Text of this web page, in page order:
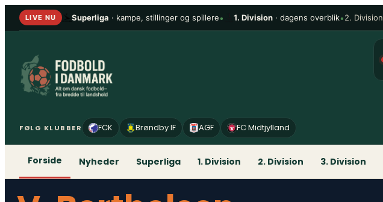
Spring
LIVE NU Superliga · kampe, stillinger og spillere• 1. Division · dagens overblik•2. Division
FØLG KLUBBER FCK Brøndby IF AGF FC Midtjylland
Forside Nyheder Superliga 1. Division 2. Division 3. Division